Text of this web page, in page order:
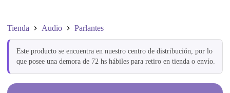
Tienda Audio Parlantes
Este producto se encuentra en nuestro centro de distribución, por lo
que posee una demora de 72 hs hábiles para retiro en tienda o envío.